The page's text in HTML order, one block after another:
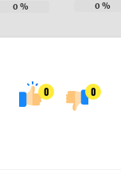
0 % 0 %
0 0